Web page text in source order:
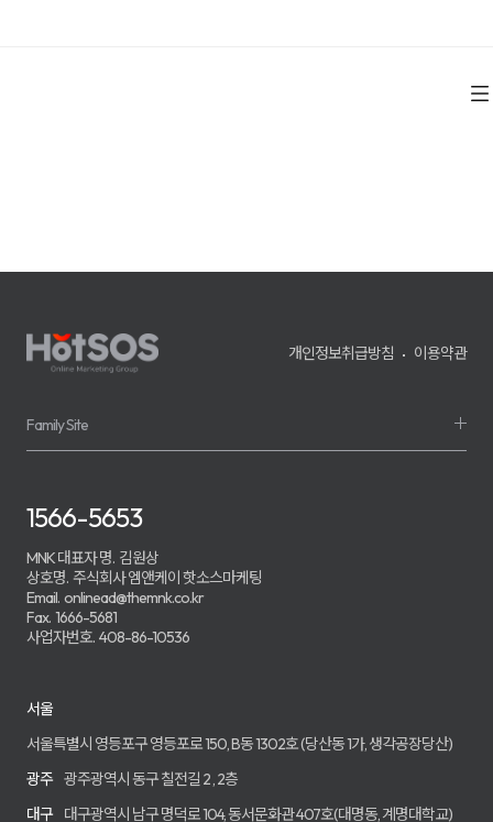
개인정보취급방침 이용약관
Family Site
서울
서울특별시 영등포구 영등포로 150, B동 1302호 (당산동 1가, 생각공장당산)
광주 광주광역시 동구 칠전길 2 , 2층
대구
대구광역시 남구 명덕로 104, 동서문화관 407호(대명동, 계명대학교)
1566-5653
MNK 대표자 명. 김원상
상호명. 주식회사 엠앤케이 핫소스마케팅
Email. onlinead@themnk.co.kr
Fax. 1666-5681
사업자번호. 408-86-10536